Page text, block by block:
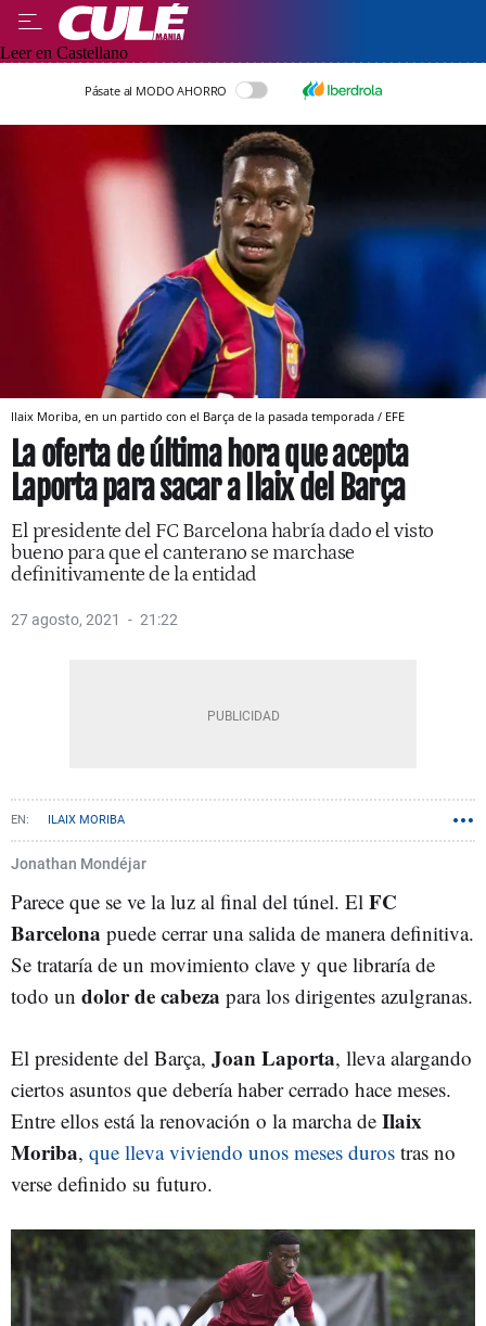
Leer en Castellano
Pásate al MODO AHORRO
Ilaix Moriba, en un partido con el Barça de la pasada temporada / EFE
La oferta de última hora que acepta
Laporta para sacar a Ilaix del Barça
El presidente del FC Barcelona habría dado el visto
bueno para que el canterano se marchase
definitivamente de la entidad
27 agosto, 2021 21:22
ILAIX MORIBA
Jonathan Mondéjar
Parece que se ve la luz al final del túnel. El FC
Barcelona puede cerrar una salida de manera definitiva.
Se trataría de un movimiento clave y que libraría de
todo un dolor de cabeza para los dirigentes azulgranas.
El presidente del Barça, Joan Laporta, lleva alargando
ciertos asuntos que debería haber cerrado hace meses.
Entre ellos está la renovación o la marcha de Ilaix
Moriba, que lleva viviendo unos meses duros tras no
verse definido su futuro.